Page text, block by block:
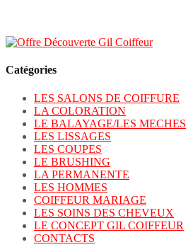
Catégories
LES SALONS DE COIFFURE
LA COLORATION
LE BALAYAGE/LES MECHES
LES LISSAGES
LES COUPES
LE BRUSHING
LA PERMANENTE
LES HOMMES
COIFFEUR MARIAGE
LES SOINS DES CHEVEUX
LE CONCEPT GIL COIFFEUR
CONTACTS